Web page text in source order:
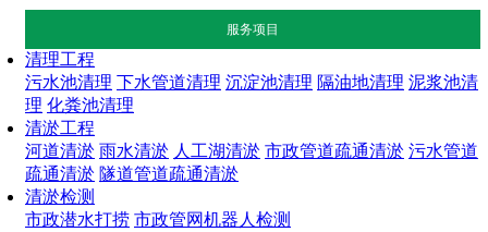
服务项目
清理工程
污水池清理 下水管道清理 沉淀池清理 隔油地清理 泥浆池清
理 化粪池清理
清淤工程
河道清淤 雨水清淤 人工湖清淤 市政管道疏通清淤 污水管道
疏通清淤 隧道管道疏通清淤
清淤检测
市政潜水打捞 市政管网机器人检测